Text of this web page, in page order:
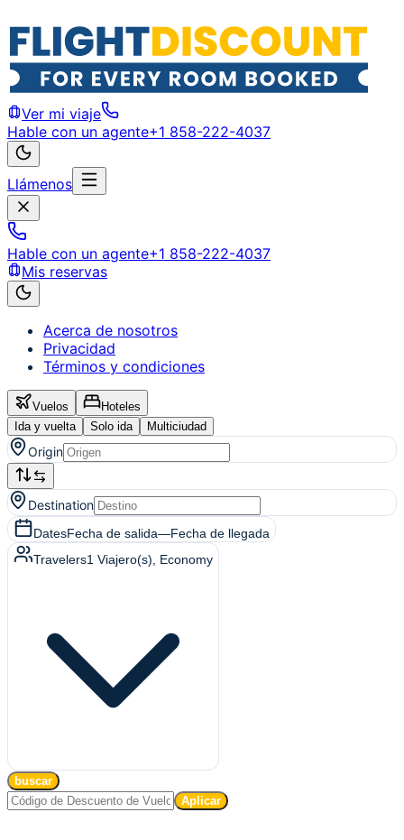
Ver mi viaje
Hable con un agente+1 858-222-4037
Llámenos
Hable con un agente+1 858-222-4037
Mis reservas
Acerca de nosotros
Privacidad
Términos y condiciones
Vuelos
Hoteles
Ida y vuelta
Solo ida Multiciudad
Origin
Destination
DatesFecha de salida—Fecha de llegada
Travelers1 Viajero(s) , Economy
buscar
Aplicar